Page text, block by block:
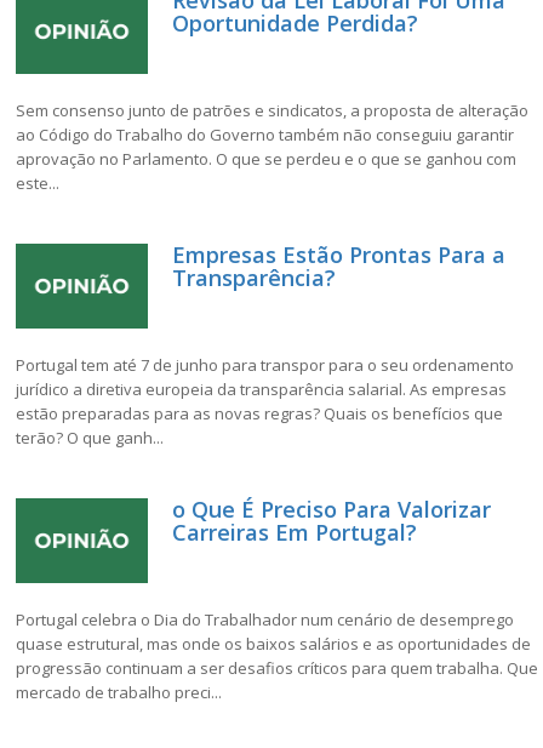
Oportunidade Perdida?
Sem consenso junto de patrões e sindicatos, a proposta de alteração
ao Código do Trabalho do Governo também não conseguiu garantir
aprovação no Parlamento. O que se perdeu e o que se ganhou com
este...
Empresas Estão Prontas Para a
Transparência?
Portugal tem até 7 de junho para transpor para o seu ordenamento
jurídico a diretiva europeia da transparência salarial. As empresas
estão preparadas para as novas regras? Quais os benefícios que
terão? O que ganh...
o Que É Preciso Para Valorizar
Carreiras Em Portugal?
Portugal celebra o Dia do Trabalhador num cenário de desemprego
quase estrutural, mas onde os baixos salários e as oportunidades de
progressão continuam a ser desafios críticos para quem trabalha. Que
mercado de trabalho preci...